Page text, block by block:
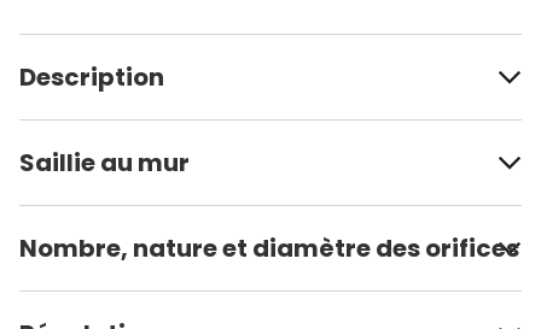
Description
Saillie au mur
Nombre, nature et diamètre des orifices